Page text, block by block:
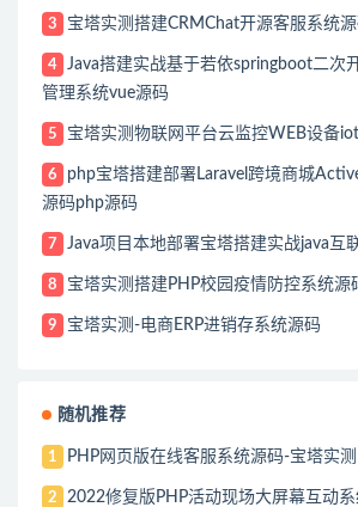
3 宝塔实测搭建CRMChat开源客服系统
4
Java搭建实战基于若依springboot二次
管理系统vue源码
5 宝塔实测物联网平台云监控WEB设备iot
6
php宝塔搭建部署Laravel跨境商城
源码php源码
7 Java项目本地部署宝塔搭建实战java互
8 宝塔实测搭建PHP校园疫情防控系统源
9 宝塔实测-电商ERP进销存系统源码
随机推荐
1 PHP网页版在线客服系统源码-宝塔实测
2
2022修复版PHP活动现场大屏幕互动